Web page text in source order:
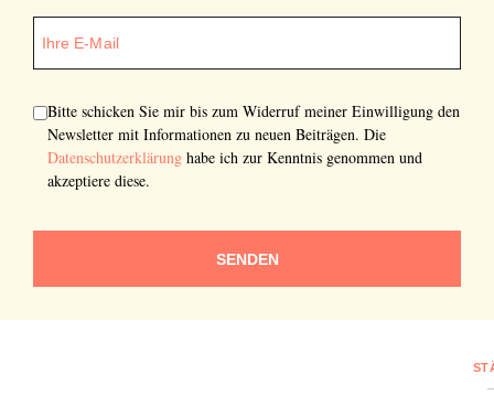
Bitte schicken Sie mir bis zum Widerruf meiner Einwilligung den
Newsletter mit Informationen zu neuen Beiträgen. Die
Datenschutzerklärung habe ich zur Kenntnis genommen und
akzeptiere diese.
SENDEN